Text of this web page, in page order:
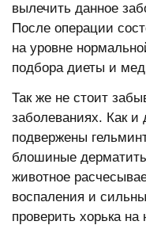
вылечить данное
После операции
на уровне
подбора диеты и
Так же не стоит
заболеваниях. Как и
подвержены
блошиные
животное
воспаления и
проверить хорька